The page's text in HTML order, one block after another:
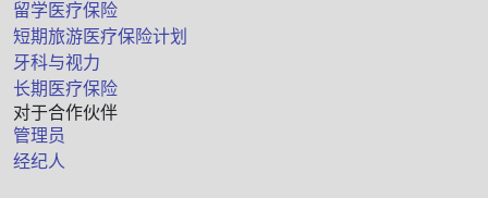
留学医疗保险
短期旅游医疗保险计划
牙科与视力
长期医疗保险
对于合作伙伴
管理员
经纪人